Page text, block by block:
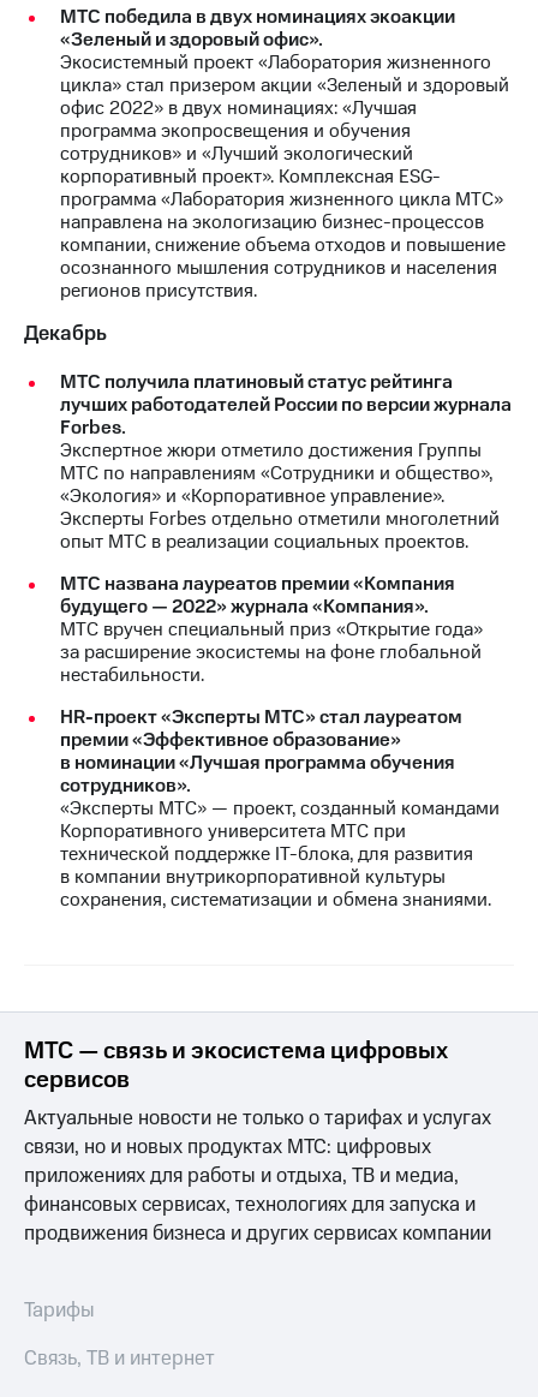
погашении
именных
облигаций
Другое
Регистратор
Реквизиты
Контакты
развитие
деловая этика
На главную
МТС победила в двух номинациях экоакции
«Зеленый и здоровый офис».
Экосистемный проект «Лаборатория жизненного
цикла» стал призером акции «Зеленый и здоровый
офис 2022» в двух номинациях: «Лучшая
программа экопросвещения и обучения
сотрудников» и «Лучший экологический
корпоративный проект». Комплексная ESG-
программа «Лаборатория жизненного цикла МТС»
направлена на экологизацию бизнес-процессов
компании, снижение объема отходов и повышение
осознанного мышления сотрудников и населения
регионов присутствия.
Декабрь
МТС получила платиновый статус рейтинга
лучших работодателей России по версии журнала
Forbes.
Экспертное жюри отметило достижения Группы
МТС по направлениям «Сотрудники и общество»,
«Экология» и «Корпоративное управление».
Эксперты Forbes отдельно отметили многолетний
опыт МТС в реализации социальных проектов.
МТС названа лауреатов премии «Компания
будущего — 2022» журнала «Компания».
МТС вручен специальный приз «Открытие года»
за расширение экосистемы на фоне глобальной
нестабильности.
HR-проект «Эксперты МТС» стал лауреатом
премии «Эффективное образование»
в номинации «Лучшая программа обучения
сотрудников».
«Эксперты МТС» — проект, созданный командами
Корпоративного университета МТС при
технической поддержке IT-блока, для развития
в компании внутрикорпоративной культуры
сохранения, систематизации и обмена знаниями.
МТС — связь и экосистема цифровых
сервисов
Актуальные новости не только о тарифах и услугах
связи, но и новых продуктах МТС: цифровых
приложениях для работы и отдыха, ТВ и медиа,
финансовых сервисах, технологиях для запуска и
продвижения бизнеса и других сервисах компании
Тарифы
Связь, ТВ и интернет